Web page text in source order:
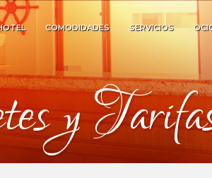
COMODIDADES SERVICIOS
y